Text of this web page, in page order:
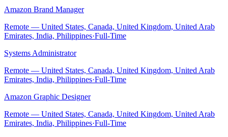
Amazon Brand Manager
Remote — United States, Canada, United Kingdom, United Arab
Emirates, India, Philippines·Full-Time
Systems Administrator
Remote — United States, Canada, United Kingdom, United Arab
Emirates, India, Philippines·Full-Time
Amazon Graphic Designer
Remote — United States, Canada, United Kingdom, United Arab
Emirates, India, Philippines·Full-Time